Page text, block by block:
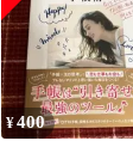
¥400